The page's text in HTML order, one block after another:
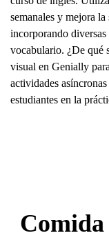
semanales y mejora
incorporando
vocabulario. ¿De qué
visual en Genially
actividades
estudiantes en la